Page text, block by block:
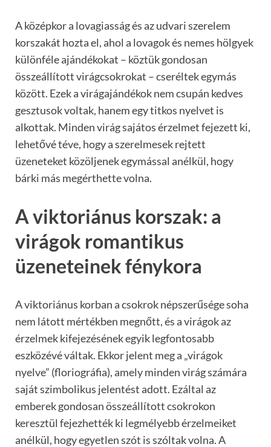
A középkor a lovagiasság és az udvari szerelem
korszakát hozta el, ahol a lovagok és nemes hölgyek
különféle ajándékokat – köztük gondosan
összeállított virágcsokrokat – cseréltek egymás
között. Ezek a virágajándékok nem csupán kedves
gesztusok voltak, hanem egy titkos nyelvet is
alkottak. Minden virág sajátos érzelmet fejezett ki,
lehetővé téve, hogy a szerelmesek rejtett
üzeneteket közöljenek egymással anélkül, hogy
bárki más megérthette volna.
A viktoriánus korszak: a
virágok romantikus
üzeneteinek fénykora
A viktoriánus korban a csokrok népszerűsége soha
nem látott mértékben megnőtt, és a virágok az
érzelmek kifejezésének egyik legfontosabb
eszközévé váltak. Ekkor jelent meg a „virágok
nyelve” (floriográfia), amely minden virág számára
saját szimbolikus jelentést adott. Ezáltal az
emberek gondosan összeállított csokrokon
keresztül fejezhették ki legmélyebb érzelmeiket
anélkül, hogy egyetlen szót is szóltak volna. A